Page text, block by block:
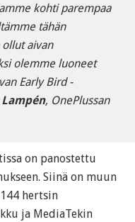
kohti parempaa
tähän
ollut aivan
olemme luoneet
Early Bird -
, OnePlussan
on panostettu
Siinä on muun
hertsin
ja MediaTekin